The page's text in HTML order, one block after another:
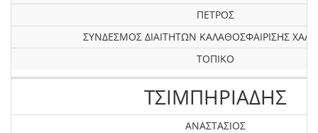
ΠΕΤΡΟΣ
ΣΥΝΔΕΣΜΟΣ ΔΙΑΙΤΗΤΩΝ ΚΑΛΑΘΟΣΦΑΙΡΙΣΗΣ
ΤΟΠΙΚΟ
ΤΣΙΜΠHΡΙΑΔΗΣ
ΑΝΑΣΤΑΣΙΟΣ